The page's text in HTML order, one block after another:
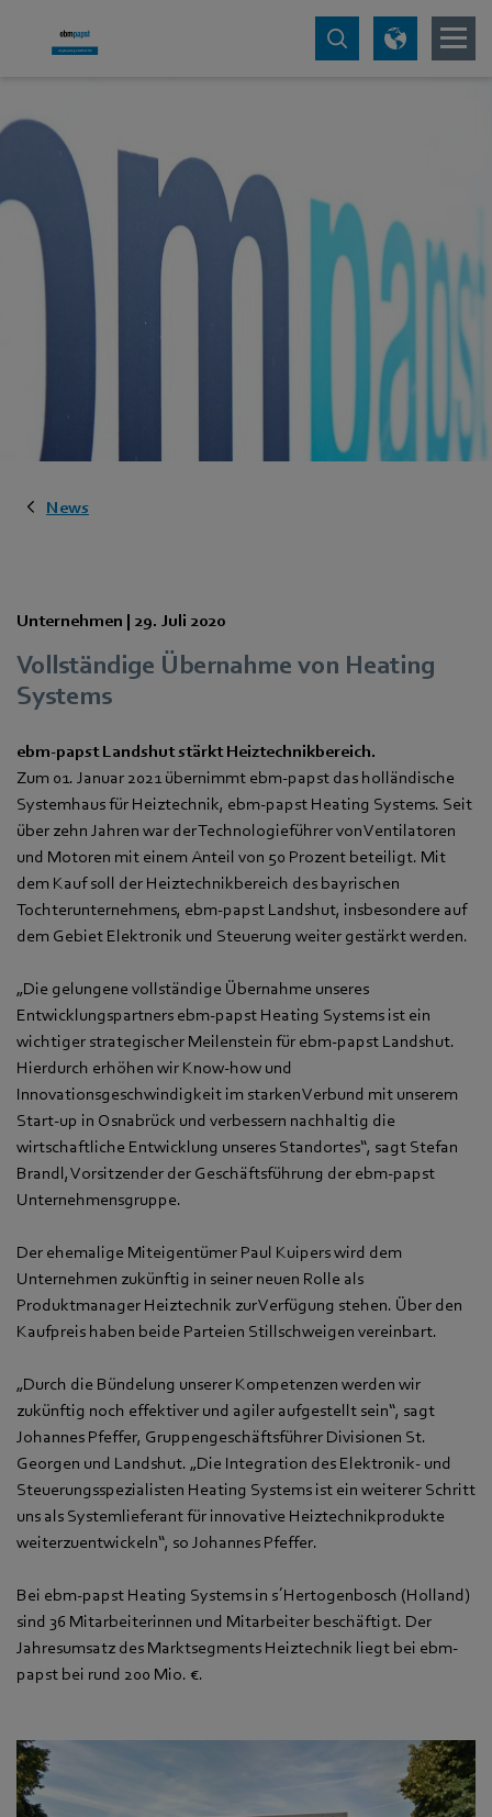
News
Unternehmen | 29. Juli 2020
Vollständige Übernahme von Heating
Systems
ebm-papst Landshut stärkt Heiztechnikbereich.
Zum 01. Januar 2021 übernimmt ebm-papst das holländische
Systemhaus für Heiztechnik, ebm-papst Heating Systems. Seit
über zehn Jahren war der Technologieführer von Ventilatoren
und Motoren mit einem Anteil von 50 Prozent beteiligt. Mit
dem Kauf soll der Heiztechnikbereich des bayrischen
Tochterunternehmens, ebm-papst Landshut, insbesondere auf
dem Gebiet Elektronik und Steuerung weiter gestärkt werden.
„Die gelungene vollständige Übernahme unseres
Entwicklungspartners ebm-papst Heating Systems ist ein
wichtiger strategischer Meilenstein für ebm-papst Landshut.
Hierdurch erhöhen wir Know-how und
Innovationsgeschwindigkeit im starken Verbund mit unserem
Start-up in Osnabrück und verbessern nachhaltig die
wirtschaftliche Entwicklung unseres Standortes“, sagt Stefan
Brandl, Vorsitzender der Geschäftsführung der ebm-papst
Unternehmensgruppe.
Der ehemalige Miteigentümer Paul Kuipers wird dem
Unternehmen zukünftig in seiner neuen Rolle als
Produktmanager Heiztechnik zur Verfügung stehen. Über den
Kaufpreis haben beide Parteien Stillschweigen vereinbart.
„Durch die Bündelung unserer Kompetenzen werden wir
zukünftig noch effektiver und agiler aufgestellt sein“, sagt
Johannes Pfeffer, Gruppengeschäftsführer Divisionen St.
Georgen und Landshut. „Die Integration des Elektronik- und
Steuerungsspezialisten Heating Systems ist ein weiterer Schritt
uns als Systemlieferant für innovative Heiztechnikprodukte
weiterzuentwickeln“, so Johannes Pfeffer.
Bei ebm-papst Heating Systems in s´Hertogenbosch (Holland)
sind 36 Mitarbeiterinnen und Mitarbeiter beschäftigt. Der
Jahresumsatz des Marktsegments Heiztechnik liegt bei ebm-
papst bei rund 200 Mio. €.